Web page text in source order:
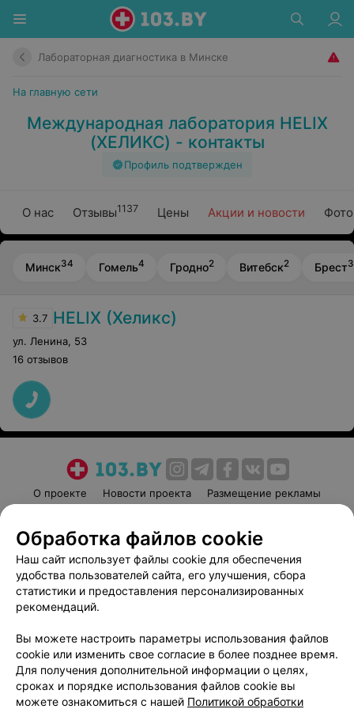
Лабораторная диагностика в Минске
На главную сети
Международная лаборатория HELIX
(ХЕЛИКС) - контакты
Профиль подтвержден
О нас Отзывы1137 Цены Акции и новости
Минск34 Гомель4 Гродно2 Витебск2 Брест3
3.7 HELIX (Хеликс)
ул. Ленина 53
16 отзывов
О проекте Новости проекта
Размещение рекламы
Пользовательское соглашение
Способы оплаты
Вакансии
Партнеры
Написать руководителю 103.by
Обработка персональных данных
Обработка файлов cookie
Наш сайт использует файлы cookie для обеспечения
удобства пользователей сайта, его улучшения, сбора
статистики и предоставления персонализированных
рекомендаций.
Вы можете настроить параметры использования файлов
cookie или изменить свое согласие в более позднее время.
Для получения дополнительной информации о целях,
сроках и порядке использования файлов cookie вы
можете ознакомиться с нашей Политикой обработки